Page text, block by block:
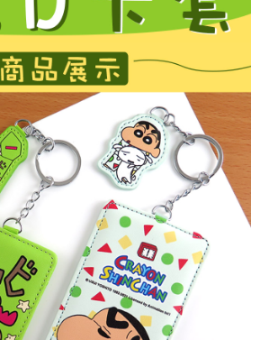
」時，將依據個別帳號之用戶狀況，依本公司即
或使用他人資訊註冊。若發現惡意使用之情形，
權停止該用戶之使用額度並採取法律行動。